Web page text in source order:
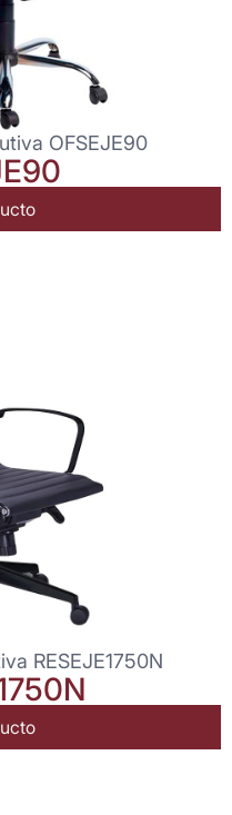
OFSEJE90
RESEJE1750N